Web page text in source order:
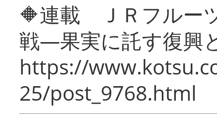
🔶連載 ＪＲフルー
戦―果実に託す復興
https://
25/post_9768.html